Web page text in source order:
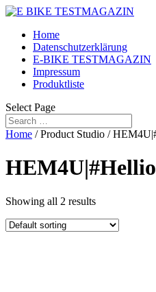
Home
Datenschutzerklärung
E-BIKE TESTMAGAZIN
Impressum
Produktliste
Select Page
Home / Product Studio /
Showing all 2 results